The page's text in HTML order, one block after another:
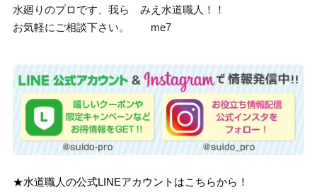
水廻りのプロです、我ら みえ水道職人！！
お気軽にご相談下さい。 me7
★水道職人の公式LINEアカウントはこちらから！